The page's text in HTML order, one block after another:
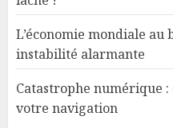
L’économie mondiale
instabilité alarmante
Catastrophe numérique
votre navigation